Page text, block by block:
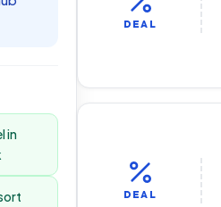
in
DEAL
DEAL